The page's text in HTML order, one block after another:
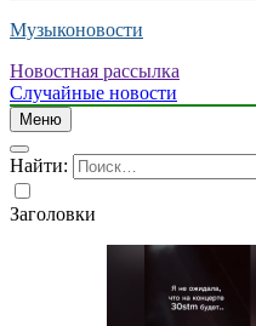
Музыконовости
Новостная рассылка
Случайные новости
Меню
Найти:
Заголовки